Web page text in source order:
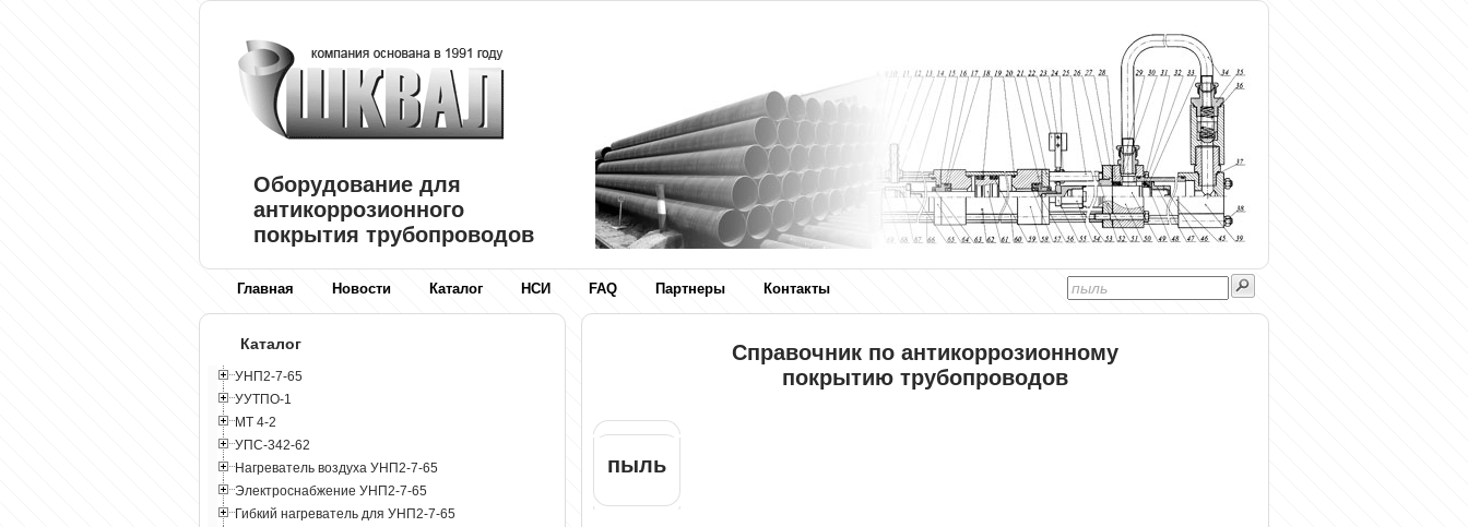
Оборудование для
антикоррозионного
покрытия трубопроводов
Главная Новости Каталог НСИ FAQ Партнеры Контакты
Справочник по антикоррозионному
покрытию трубопроводов
пыль
Каталог
УНП2-7-65
УУТПО-1
МТ 4-2
УПС-342-62
Нагреватель воздуха УНП2-7-65
Электроснабжение УНП2-7-65
Гибкий нагреватель для УНП2-7-65